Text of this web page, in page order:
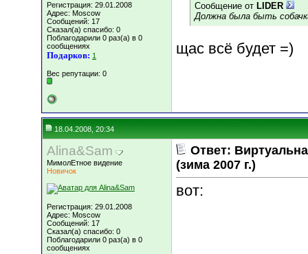
Регистрация: 29.01.2008
Адрес: Moscow
Сообщений: 17
Сказал(а) спасибо: 0
Поблагодарили 0 раз(а) в 0
сообщениях
Подарков: 1
Вес репутации: 0
Сообщение от LIDER
Должна была быть
щас всё будет =)
18.04.2008, 20:34
Alina&Sam
МимолЕтное видение
Новичок
Регистрация: 29.01.2008
Адрес: Moscow
Сообщений: 17
Сказал(а) спасибо: 0
Поблагодарили 0 раз(а) в 0
сообщениях
Ответ:
(зима 2007 г.)
вот: